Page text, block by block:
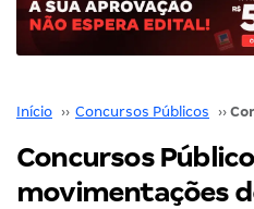
Início ›› Concursos Públicos ››
Concursos
movimentações